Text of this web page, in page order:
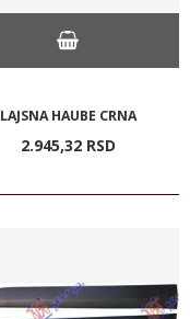
LAJSNA HAUBE CRNA
2.945,32 RSD